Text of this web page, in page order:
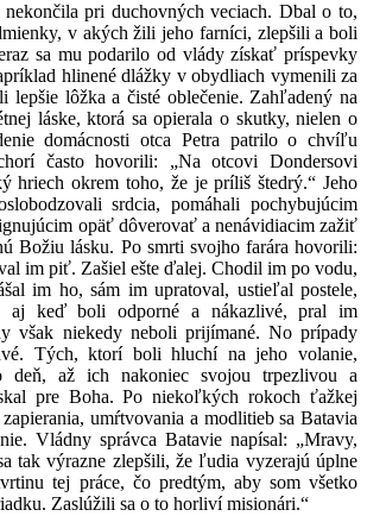
nekončila pri duchovných veciach. Dbal o to,
v akých žili jeho farníci, zlepšili a boli
sa mu podarilo od vlády získať príspevky
hlinené dlážky v obydliach vymenili za
lepšie lôžka a čisté oblečenie. Zahľadený na
láske, ktorá sa opierala o skutky, nielen o
domácnosti otca Petra patrilo o chvíľu
často hovorili: „Na otcovi Dondersovi
hriech okrem toho, že je príliš štedrý.“ Jeho
srdcia, pomáhali pochybujúcim
opäť dôverovať a nenávidiacim zažiť
Božiu lásku. Po smrti svojho farára hovorili:
im piť. Zašiel ešte ďalej. Chodil im po vodu,
im ho, sám im upratoval, ustieľal postele,
aj keď boli odporné a nákazlivé, pral im
však niekedy neboli prijímané. No prípady
Tých, ktorí boli hluchí na jeho volanie,
deň, až ich nakoniec svojou trpezlivou a
pre Boha. Po niekoľkých rokoch ťažkej
umŕtvovania a modlitieb sa Batavia
Vládny správca Batavie napísal: „Mravy,
tak výrazne zlepšili, že ľudia vyzerajú úplne
tej práce, čo predtým, aby som všetko
Zaslúžili sa o to horliví misionári.“